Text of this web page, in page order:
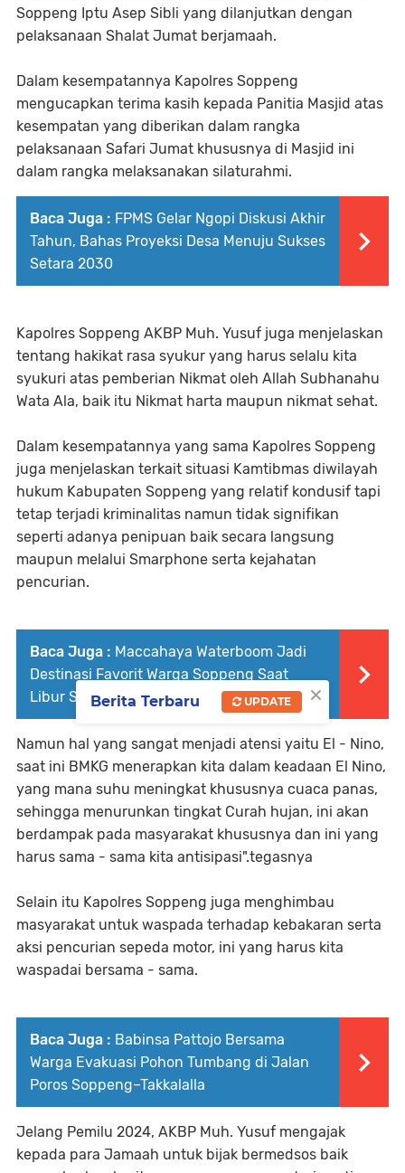
Soppeng Iptu Asep Sibli yang dilanjutkan dengan
pelaksanaan Shalat Jumat berjamaah.
Dalam kesempatannya Kapolres Soppeng
mengucapkan terima kasih kepada Panitia Masjid atas
kesempatan yang diberikan dalam rangka
pelaksanaan Safari Jumat khususnya di Masjid ini
dalam rangka melaksanakan silaturahmi.
Baca Juga : FPMS Gelar Ngopi Diskusi Akhir
Tahun, Bahas Proyeksi Desa Menuju Sukses
Setara 2030
Kapolres Soppeng AKBP Muh. Yusuf juga menjelaskan
tentang hakikat rasa syukur yang harus selalu kita
syukuri atas pemberian Nikmat oleh Allah Subhanahu
Wata Ala, baik itu Nikmat harta maupun nikmat sehat.
Dalam kesempatannya yang sama Kapolres Soppeng
juga menjelaskan terkait situasi Kamtibmas diwilayah
hukum Kabupaten Soppeng yang relatif kondusif tapi
tetap terjadi kriminalitas namun tidak signifikan
seperti adanya penipuan baik secara langsung
maupun melalui Smarphone serta kejahatan
pencurian.
Baca Juga : Maccahaya Waterboom Jadi
Destinasi Favorit Warga Soppeng Saat
Libur Sekolah
Namun hal yang sangat menjadi atensi yaitu El - Nino,
saat ini BMKG menerapkan kita dalam keadaan El Nino,
yang mana suhu meningkat khususnya cuaca panas,
sehingga menurunkan tingkat Curah hujan, ini akan
berdampak pada masyarakat khususnya dan ini yang
harus sama - sama kita antisipasi".tegasnya
Selain itu Kapolres Soppeng juga menghimbau
masyarakat untuk waspada terhadap kebakaran serta
aksi pencurian sepeda motor, ini yang harus kita
waspadai bersama - sama.
Baca Juga : Babinsa Pattojo Bersama
Warga Evakuasi Pohon Tumbang di Jalan
Poros Soppeng–Takkalalla
Jelang Pemilu 2024, AKBP Muh. Yusuf mengajak
kepada para Jamaah untuk bijak bermedsos baik
×
Berita Terbaru UPDATE